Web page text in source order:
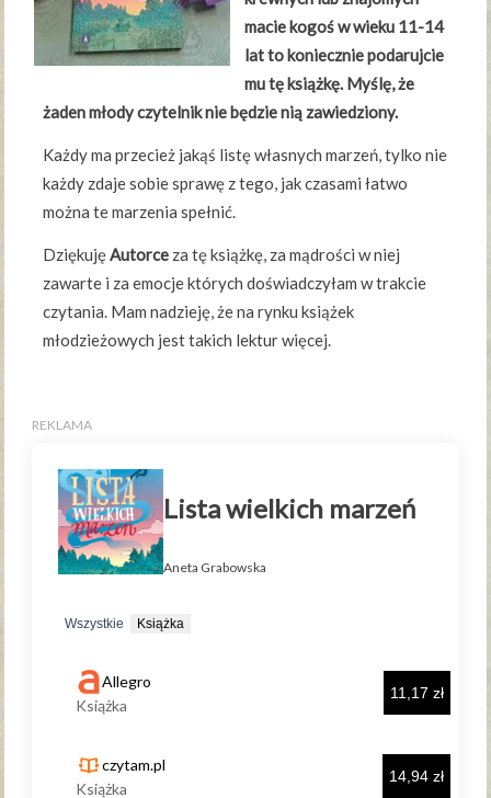
macie kogoś w wieku 11-14
lat to koniecznie podarujcie
mu tę książkę. Myślę, że
żaden młody czytelnik nie będzie nią zawiedziony.
Każdy ma przecież jakąś listę własnych marzeń, tylko nie
każdy zdaje sobie sprawę z tego, jak czasami łatwo
można te marzenia spełnić.
Dziękuję Autorce za tę książkę, za mądrości w niej
zawarte i za emocje których doświadczyłam w trakcie
czytania. Mam nadzieję, że na rynku książek
młodzieżowych jest takich lektur więcej.